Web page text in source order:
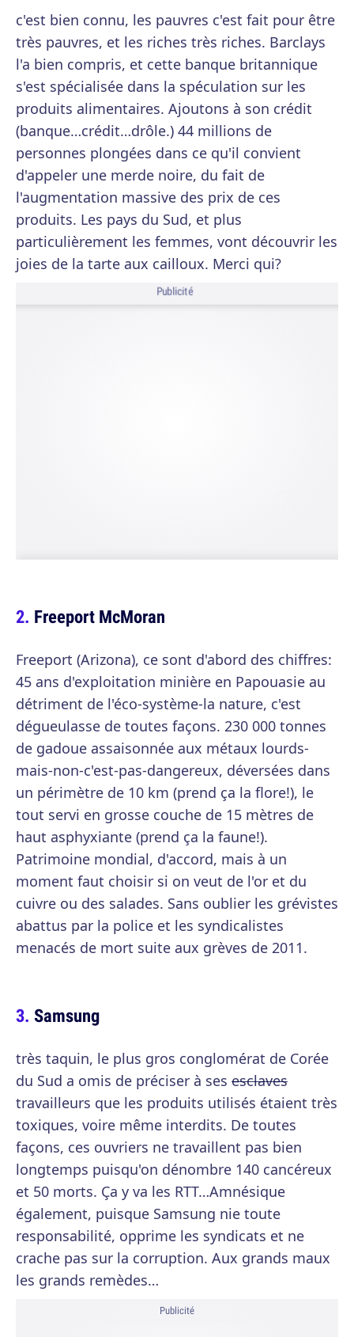
c'est bien connu, les pauvres c'est fait pour être
très pauvres, et les riches très riches. Barclays
l'a bien compris, et cette banque britannique
s'est spécialisée dans la spéculation sur les
produits alimentaires. Ajoutons à son crédit
(banque…crédit…drôle.) 44 millions de
personnes plongées dans ce qu'il convient
d'appeler une merde noire, du fait de
l'augmentation massive des prix de ces
produits. Les pays du Sud, et plus
particulièrement les femmes, vont découvrir les
joies de la tarte aux cailloux. Merci qui?
Publicité
Freeport McMoran
Freeport (Arizona), ce sont d'abord des chiffres:
45 ans d'exploitation minière en Papouasie au
détriment de l'éco-système-la nature, c'est
dégueulasse de toutes façons. 230 000 tonnes
de gadoue assaisonnée aux métaux lourds-
mais-non-c'est-pas-dangereux, déversées dans
un périmètre de 10 km (prend ça la flore!), le
tout servi en grosse couche de 15 mètres de
haut asphyxiante (prend ça la faune!).
Patrimoine mondial, d'accord, mais à un
moment faut choisir si on veut de l'or et du
cuivre ou des salades. Sans oublier les grévistes
abattus par la police et les syndicalistes
menacés de mort suite aux grèves de 2011.
Samsung
très taquin, le plus gros conglomérat de Corée
du Sud a omis de préciser à ses esclaves
travailleurs que les produits utilisés étaient très
toxiques, voire même interdits. De toutes
façons, ces ouvriers ne travaillent pas bien
longtemps puisqu'on dénombre 140 cancéreux
et 50 morts. Ça y va les RTT…Amnésique
également, puisque Samsung nie toute
responsabilité, opprime les syndicats et ne
crache pas sur la corruption. Aux grands maux
les grands remèdes…
Publicité